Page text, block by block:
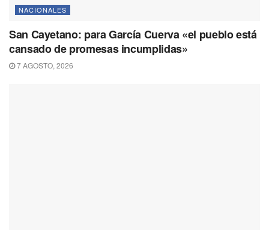
NACIONALES
San Cayetano: para García Cuerva «el pueblo está
cansado de promesas incumplidas»
7 AGOSTO, 2026